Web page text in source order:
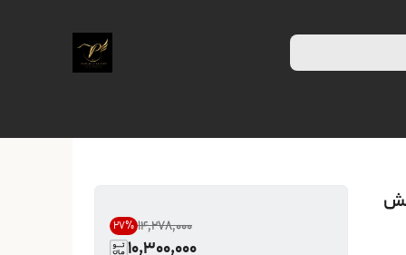
نقش
۱۴٬۲۷۸٬۰۰۰ 27%
10,300,000